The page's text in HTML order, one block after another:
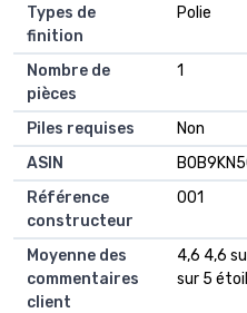
Types de
finition
‎Polie
Nombre de
pièces
‎1
Piles requises
‎Non
ASIN
Référence
constructeur
001
Moyenne des
commentaires
client
4,6 4,6
sur 5